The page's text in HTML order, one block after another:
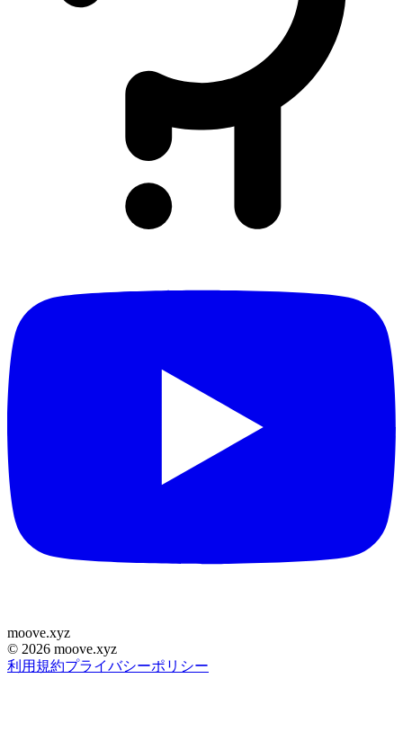
moove.xyz
© 2026 moove.xyz
利用規約プライバシーポリシー